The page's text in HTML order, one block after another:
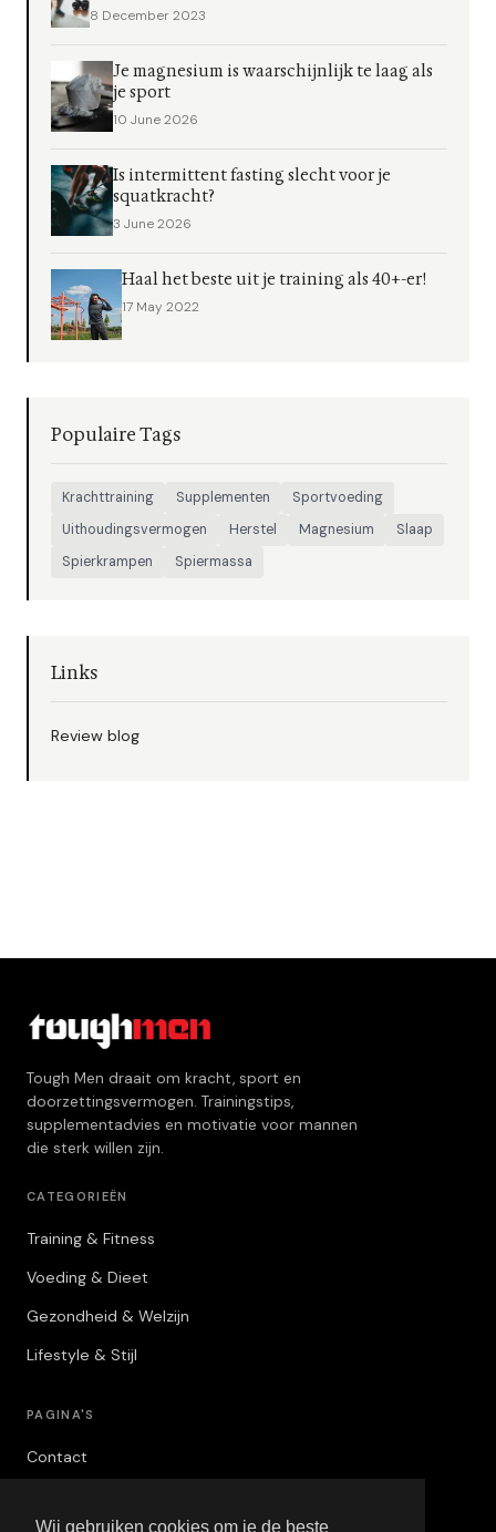
Wij gebruiken cookies om je de beste
8 December 2023
Je magnesium is waarschijnlijk te laag als
je sport
10 June 2026
Is intermittent fasting slecht voor je
squatkracht?
3 June 2026
Haal het beste uit je training als 40+-er!
17 May 2022
Populaire Tags
Krachttraining Supplementen
Sportvoeding
Uithoudingsvermogen
Herstel Magnesium
Slaap
Spierkrampen
Spiermassa
Links
Review blog
Tough Men draait om kracht, sport en
doorzettingsvermogen. Trainingstips,
supplementadvies en motivatie voor mannen
die sterk willen zijn.
CATEGORIEËN
Training & Fitness
Voeding & Dieet
Gezondheid & Welzijn
Lifestyle & Stijl
PAGINA'S
Contact